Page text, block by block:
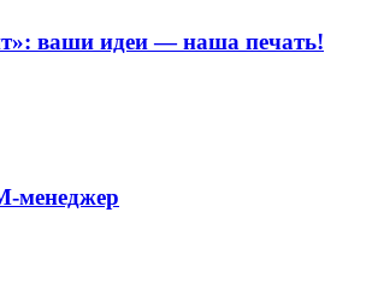
ваши идеи — наша печать!
менеджер